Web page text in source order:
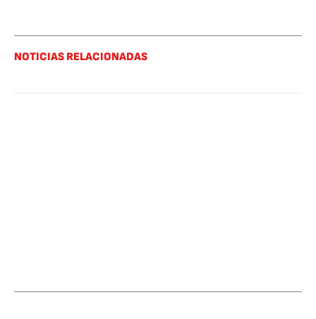
NOTICIAS RELACIONADAS